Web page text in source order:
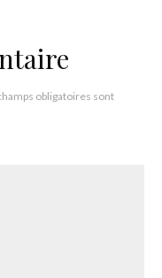
obligatoires sont